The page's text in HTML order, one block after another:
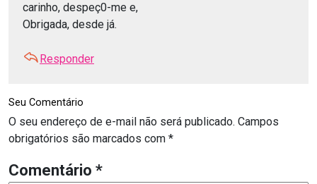
carinho, despeç0-me e,
Obrigada, desde já.
Responder
Seu Comentário
O seu endereço de e-mail não será publicado. Campos
obrigatórios são marcados com *
Comentário *